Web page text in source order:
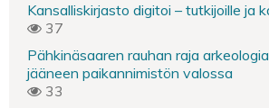
Kansalliskirjasto digitoi – tutkijoille ja
37
Pähkinäsaaren rauhan raja
jääneen paikannimistön valossa
33